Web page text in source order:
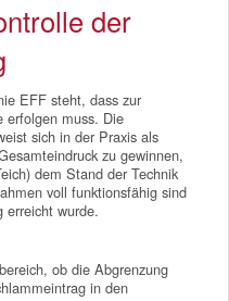
der
EFF steht, dass zur
erfolgen muss. Die
sich in der Praxis als
zu gewinnen,
dem Stand der Technik
voll funktionsfähig sind
erreicht wurde.
ob die Abgrenzung
in den